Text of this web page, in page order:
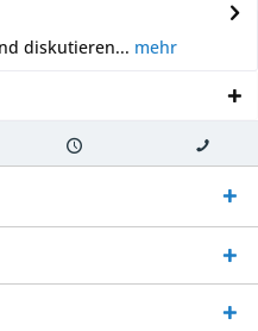
diskutieren... mehr
Versand von So erreichen
Sie uns 0160
970 511 90